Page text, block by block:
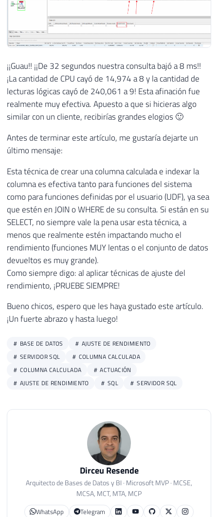
¡¡Guau!! ¡¡De 32 segundos nuestra consulta bajó a 8 ms!!
¡La cantidad de CPU cayó de 14,974 a 8 y la cantidad de
lecturas lógicas cayó de 240,061 a 9! Esta afinación fue
realmente muy efectiva. Apuesto a que si hicieras algo
similar con un cliente, recibirías grandes elogios 🙂
Antes de terminar este artículo, me gustaría dejarte un
último mensaje:
Esta técnica de crear una columna calculada e indexar la
columna es efectiva tanto para funciones del sistema
como para funciones definidas por el usuario (UDF), ya sea
que estén en JOIN o WHERE de su consulta. Si están en su
SELECT, no siempre vale la pena usar esta técnica, a
menos que realmente estén impactando mucho el
rendimiento (funciones MUY lentas o el conjunto de datos
devueltos es muy grande).
Como siempre digo: al aplicar técnicas de ajuste del
rendimiento, ¡PRUEBE SIEMPRE!
Bueno chicos, espero que les haya gustado este artículo.
¡Un fuerte abrazo y hasta luego!
BASE DE DATOS
AJUSTE DE RENDIMIENTO
SERVIDOR SQL
COLUMNA CALCULADA
COLUMNA CALCULADA
ACTUACIÓN
AJUSTE DE RENDIMIENTO
SQL SERVIDOR SQL
Dirceu Resende
Arquitecto de Bases de Datos y BI · Microsoft MVP · MCSE,
MCSA, MCT, MTA, MCP
WhatsApp
Telegram